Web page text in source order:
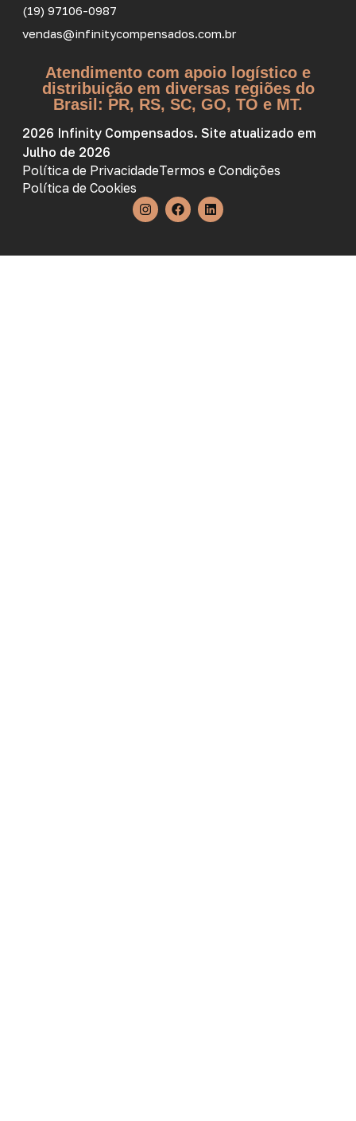
(19) 97106-0987
vendas@infinitycompensados.com.br
Atendimento com apoio logístico e
distribuição em diversas regiões do
Brasil: PR, RS, SC, GO, TO e MT.
2026 Infinity Compensados. Site atualizado em
Julho de 2026
Política de PrivacidadeTermos e Condições
Política de Cookies